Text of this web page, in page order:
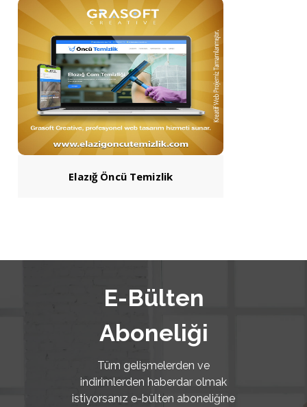
Elazığ Öncü Temizlik
E-Bülten
Aboneliği
Tüm gelişmelerden ve
indirimlerden haberdar olmak
istiyorsanız e-bülten aboneliğine